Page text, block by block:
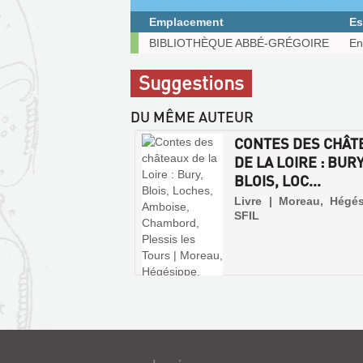
Exemplaires
communicables
sur
place
Emplacement
BIBLIOTHÈQUE ABBÉ-GRÉGOIRE
Suggestions
DU MÊME AUTEUR
CONTES DES
DE LA LOIRE :
BLOIS, LOC...
Livre | Moreau,
SFIL